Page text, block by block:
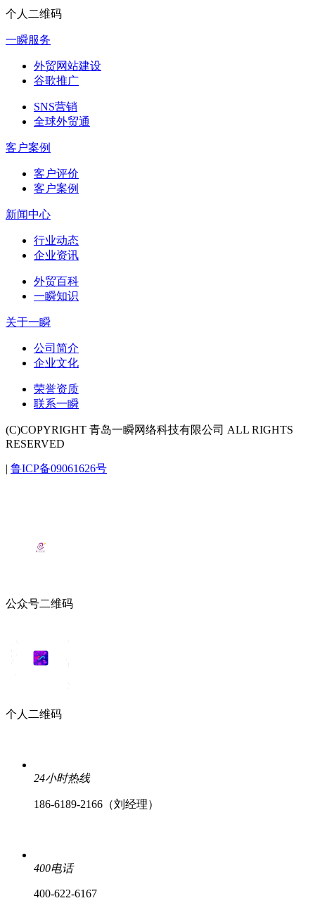
个人二维码
一瞬服务
外贸网站建设
谷歌推广
SNS营销
全球外贸通
客户案例
客户评价
客户案例
新闻中心
行业动态
企业资讯
外贸百科
一瞬知识
关于一瞬
公司简介
企业文化
荣誉资质
联系一瞬
(C)COPYRIGHT 青岛一瞬网络科技有限公司 ALL RIGHTS
RESERVED
| 鲁ICP备09061626号
公众号二维码
个人二维码
24小时热线
186-6189-2166（刘经理）
400电话
400-622-6167